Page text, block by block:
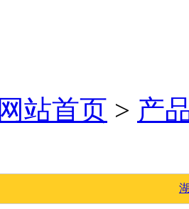
网站首页 > 产